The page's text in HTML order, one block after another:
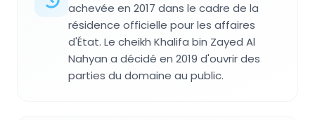
achevée en 2017 dans le cadre de la
résidence officielle pour les affaires
d'État. Le cheikh Khalifa bin Zayed Al
Nahyan a décidé en 2019 d'ouvrir des
parties du domaine au public.